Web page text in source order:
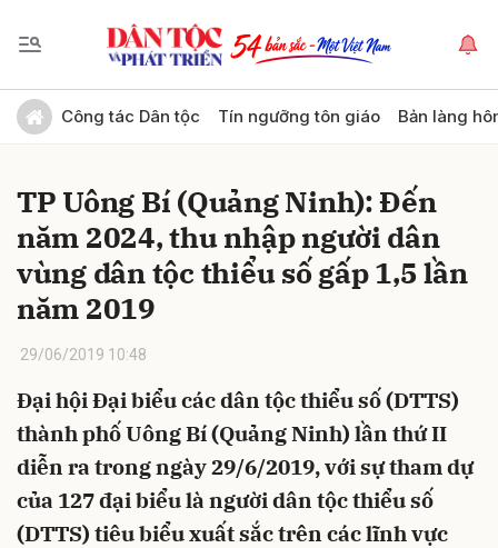
Công tác Dân tộc Tín ngưỡng tôn giáo Bản làng
TP Uông Bí (Quảng Ninh): Đến
năm 2024, thu nhập người dân
vùng dân tộc thiểu số gấp 1,5 lần
năm 2019
29/06/2019 10:48
Đại hội Đại biểu các dân tộc thiểu số (DTTS)
thành phố Uông Bí (Quảng Ninh) lần thứ II
diễn ra trong ngày 29/6/2019, với sự tham dự
của 127 đại biểu là người dân tộc thiểu số
(DTTS) tiêu biểu xuất sắc trên các lĩnh vực
Gửi bình luận